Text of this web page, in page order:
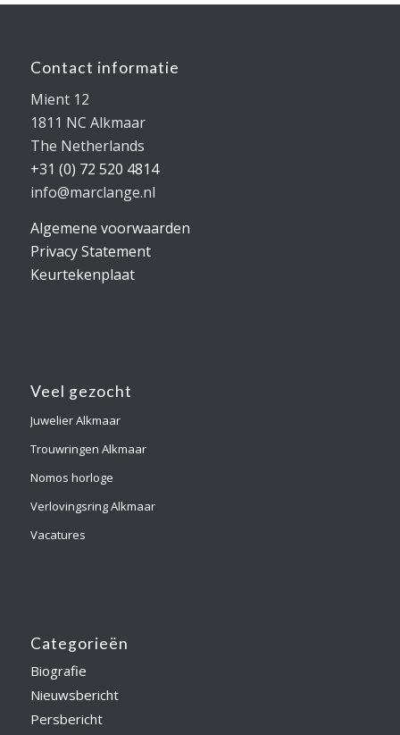
Contact informatie
Mient 12
1811 NC Alkmaar
The Netherlands
+31 (0) 72 520 4814
info@marclange.nl
Algemene voorwaarden
Privacy Statement
Keurtekenplaat
Veel gezocht
Juwelier Alkmaar
Trouwringen Alkmaar
Nomos horloge
Verlovingsring Alkmaar
Vacatures
Categorieën
Biografie
Nieuwsbericht
Persbericht